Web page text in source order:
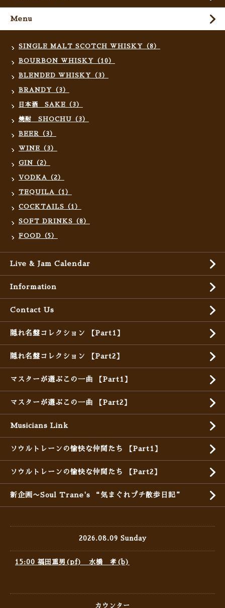
Menu
SINGLE MALT SCOTCH WHISKY（8）
BOURBON WHISKY（10）
BLENDED WHISKY（3）
BRANDY（3）
日本酒 SAKE（3）
焼酎 SHOCHU（3）
BEER（3）
WINE（3）
GIN（2）
VODKA（2）
TEQUILA（1）
COCKTAILS（1）
SOFT DRINKS（8）
FOOD（5）
Live & Jam Calendar
Information
Contact Us
隠れ名盤コレクション 【Part1】
隠れ名盤コレクション 【Part2】
マスターが選ぶこの一曲 【Part1】
マスターが選ぶこの一曲 【Part2】
Musicians Link
ソウルトレーンの愉快な仲間たち 【Part1】
ソウルトレーンの愉快な仲間たち 【Part2】
新企画〜Soul Trane's “気まぐれプチ散歩日記”
2026.08.09 Sunday
15:00 福田重男(pf) 水橋 孝(b)
カウンター